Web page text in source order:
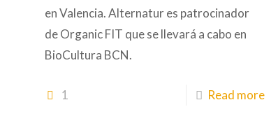
en Valencia. Alternatur es patrocinador
de Organic FIT que se llevará a cabo en
BioCultura BCN.
1 Read more